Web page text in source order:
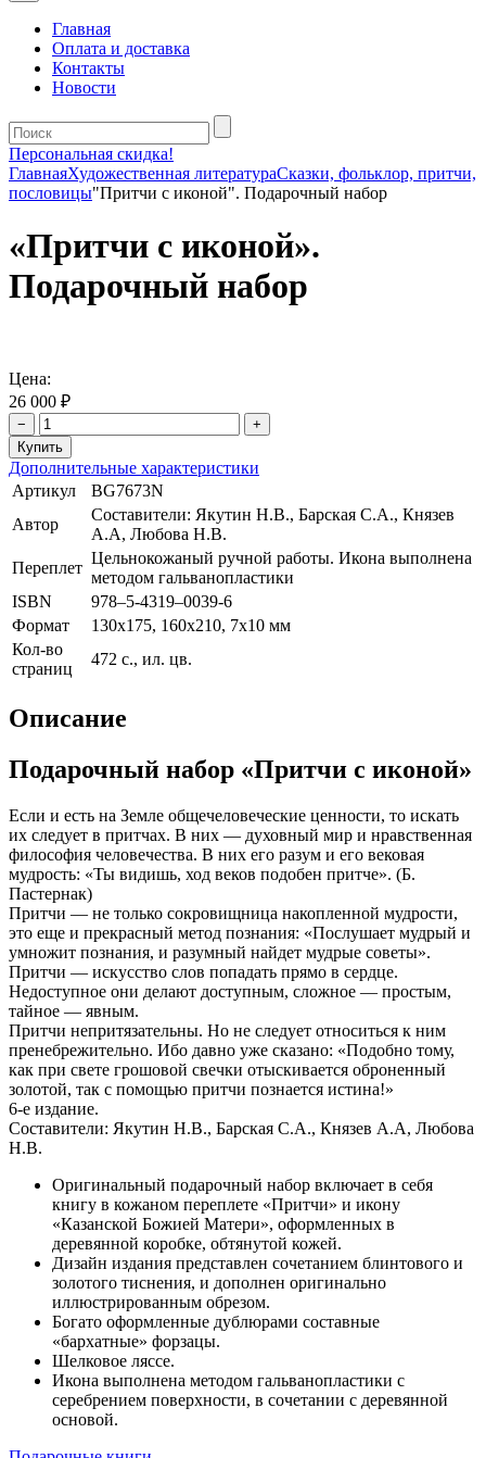
Главная
Оплата и доставка
Контакты
Новости
Персональная скидка!
ГлавнаяХудожественная литератураСказки, фольклор, притчи,
пословицы"Притчи с иконой". Подарочный набор
«Притчи с иконой».
Подарочный набор
Цена:
26 000 ₽
− +
Дополнительные характеристики
Артикул
BG7673N
Автор
Составители: Якутин Н.В., Барская С.А., Князев
А.А, Любова Н.В.
Переплет
Цельнокожаный ручной работы. Икона выполнена
методом гальванопластики
ISBN
978–5-4319–0039-6
Формат
130х175, 160х210, 7х10 мм
Кол-во
страниц
472 с., ил. цв.
Описание
Подарочный набор «Притчи с иконой»
Если и есть на Земле общечеловеческие ценности, то искать
их следует в притчах. В них — духовный мир и нравственная
философия человечества. В них его разум и его вековая
мудрость: «Ты видишь, ход веков подобен притче». (Б.
Пастернак)
Притчи — не только сокровищница накопленной мудрости,
это еще и прекрасный метод познания: «Послушает мудрый и
умножит познания, и разумный найдет мудрые советы».
Притчи — искусство слов попадать прямо в сердце.
Недоступное они делают доступным, сложное — простым,
тайное — явным.
Притчи непритязательны. Но не следует относиться к ним
пренебрежительно. Ибо давно уже сказано: «Подобно тому,
как при свете грошовой свечки отыскивается оброненный
золотой, так с помощью притчи познается истина!»
6-е издание.
Составители: Якутин Н.В., Барская С.А., Князев А.А, Любова
Н.В.
Оригинальный подарочный набор включает в себя
книгу в кожаном переплете «Притчи» и икону
«Казанской Божией Матери», оформленных в
деревянной коробке, обтянутой кожей.
Дизайн издания представлен сочетанием блинтового и
золотого тиснения, и дополнен оригинально
иллюстрированным обрезом.
Богато оформленные дублюрами составные
«бархатные» форзацы.
Шелковое ляссе.
Икона выполнена методом гальванопластики с
серебрением поверхности, в сочетании с деревянной
основой.